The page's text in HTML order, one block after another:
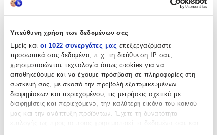
Υπεύθυνη χρήση των δεδομένων σας
Εμείς και οι 1022 συνεργάτες μας επεξεργαζόμαστε
προσωπικά σας δεδομένα, π.χ. τη διεύθυνση IP σας,
χρησιμοποιώντας τεχνολογία όπως cookies για να
αποθηκεύουμε και να έχουμε πρόσβαση σε πληροφορίες στη
συσκευή σας, με σκοπό την προβολή εξατομικευμένων
διαφημίσεων και περιεχομένου, τις μετρήσεις σχετικά με
διαφημίσεις και περιεχόμενο, την καλύτερη εικόνα του κοινού
μας και την ανάπτυξη προϊόντων. Έχετε τη δυνατότητα
πολύτιμο αναμνηστικό για μια ολόκληρη ζωή.
Κατασκευαστής:
Παρίσης
Βασικά Χαρακτηριστικά
Είδος:
Κουτί
Φύλο: